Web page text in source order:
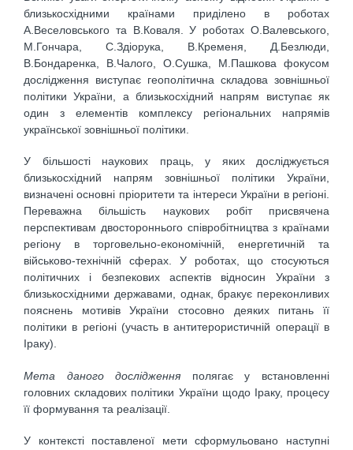
близькосхідними країнами приділено в роботах
А.Веселовського та В.Коваля. У роботах О.Валевського,
М.Гончара, С.Здіорука, В.Кременя, Д.Безлюди,
В.Бондаренка, В.Чалого, О.Сушка, М.Пашкова фокусом
дослідження виступає геополітична складова зовнішньої
політики України, а близькосхідний напрям виступає як
один з елементів комплексу регіональних напрямів
української зовнішньої політики.
У більшості наукових праць, у яких досліджується
близькосхідний напрям зовнішньої політики України,
визначені основні пріоритети та інтереси України в регіоні.
Переважна більшість наукових робіт присвячена
перспективам двостороннього співробітництва з країнами
регіону в торговельно-економічній, енергетичній та
військово-технічній сферах. У роботах, що стосуються
політичних і безпекових аспектів відносин України з
близькосхідними державами, однак, бракує переконливих
пояснень мотивів України стосовно деяких питань її
політики в регіоні (участь в антитерористичній операції в
Іраку).
Мета даного дослідження полягає у встановленні
головних складових політики України щодо Іраку, процесу
її формування та реалізації.
У контексті поставленої мети сформульовано наступні